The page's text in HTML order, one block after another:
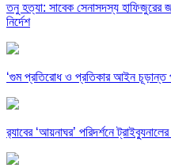
তনু হত্যা: সাবেক সেনাসদস্য হাফিজুরের
নির্দেশ
‘গুম প্রতিরোধ ও প্রতিকার আইন চূড়ান্ত
র‍্যাবের ‘আয়নাঘর’ পরিদর্শনে ট্রাইব্যুনালের